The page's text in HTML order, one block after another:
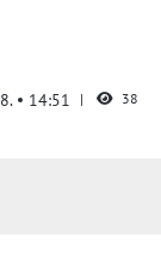
14:51 38